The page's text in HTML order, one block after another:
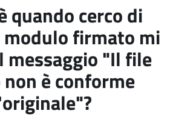
quando cerco di
modulo firmato mi
messaggio "Il file
è conforme